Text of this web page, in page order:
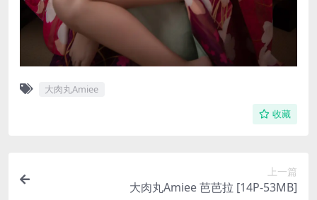
大肉丸Amiee
收藏
上一篇
大肉丸Amiee 芭芭拉 [14P-53MB]